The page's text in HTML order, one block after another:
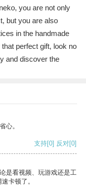
you are not only
but you are also
in the handmade
perfect gift, look no
and discover the
心。
支持[0] 反对[0]
是看视频、玩游戏还是工
卡顿了。